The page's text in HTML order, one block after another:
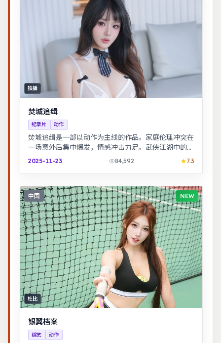
独播
焚城追缉
纪录片 动作
焚城追缉是一部以动作为主线的作品。家庭伦理冲突在
一场意外后集中爆发，情感冲击力足。武侠江湖中的道
义抉择，动作设计利落，意境悠远。
2025-11-23 84,592 7.3
中国 NEW
杜比
银翼档案
综艺 动作